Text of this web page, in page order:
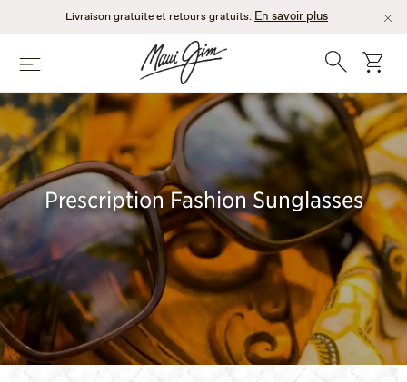
principal
Livraison gratuite et retours gratuits. En savoir plus
Menu Recherche
Prescription Fashion Sunglasses